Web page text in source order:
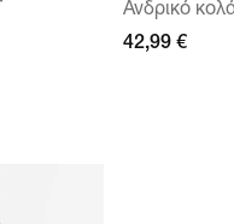
Ανδρικό
42,99 €